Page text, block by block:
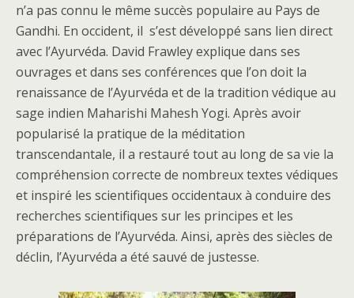
n’a pas connu le même succès populaire au Pays de
Gandhi. En occident, il s’est développé sans lien direct
avec l’Ayurvéda. David Frawley explique dans ses
ouvrages et dans ses conférences que l’on doit la
renaissance de l’Ayurvéda et de la tradition védique au
sage indien Maharishi Mahesh Yogi. Après avoir
popularisé la pratique de la méditation
transcendantale, il a restauré tout au long de sa vie la
compréhension correcte de nombreux textes védiques
et inspiré les scientifiques occidentaux à conduire des
recherches scientifiques sur les principes et les
préparations de l’Ayurvéda. Ainsi, après des siècles de
déclin, l’Ayurvéda a été sauvé de justesse.